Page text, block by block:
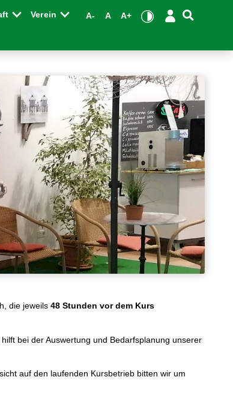
Verein A- A A+
die jeweils48 Stunden vor dem Kurs
bei der Auswertung und Bedarfsplanung unserer
auf den laufenden Kursbetrieb bitten wir um